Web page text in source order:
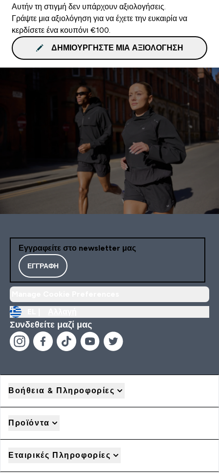
Αυτήν τη στιγμή δεν υπάρχουν αξιολογήσεις.
Γράψτε μια αξιολόγηση για να έχετε την ευκαιρία να
κερδίσετε ένα κουπόνι €100.
ΔΗΜΙΟΥΡΓΉΣΤΕ ΜΙΑ ΑΞΙΟΛΌΓΗΣΗ
Εγγραφείτε στο newsletter μας
ΕΓΓΡΑΦΉ
Συνδεθείτε μαζί μας
Βοήθεια & Πληροφορίες
Προϊόντα
Εταιρικές Πληροφορίες